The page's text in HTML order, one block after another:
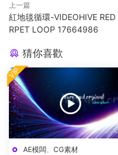
上一篇
紅地毯循環-VIDEOHIVE RED
RPET LOOP 17664986
猜你喜歡
AE模闆、 CG素材
VIP